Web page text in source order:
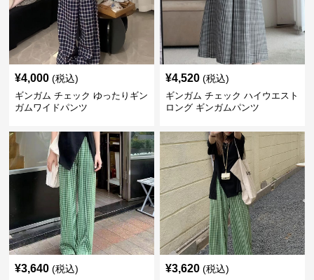
¥4,000 (税込)
ギンガム チェック ゆったりギン
ガムワイドパンツ
¥4,520 (税込)
ギンガム チェック ハイウエスト
ロング ギンガムパンツ
¥3,640 (税込) ¥3,620 (税込)